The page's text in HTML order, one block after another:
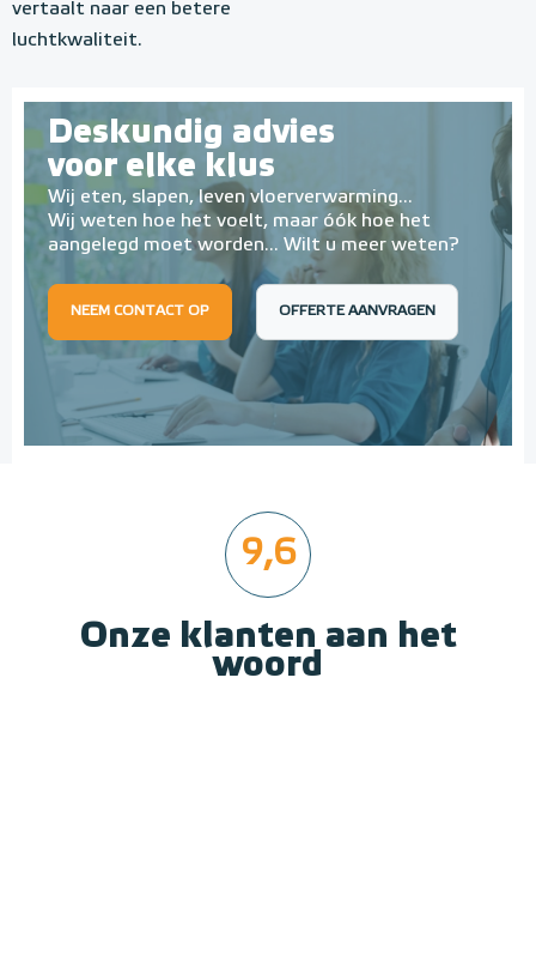
vertaalt naar een betere
luchtkwaliteit.
Deskundig advies
voor elke klus
Wij eten, slapen, leven vloerverwarming...
Wij weten hoe het voelt, maar óók hoe het
aangelegd moet worden... Wilt u meer weten?
NEEM CONTACT OP OFFERTE AANVRAGEN
9,6
Onze klanten aan het
woord